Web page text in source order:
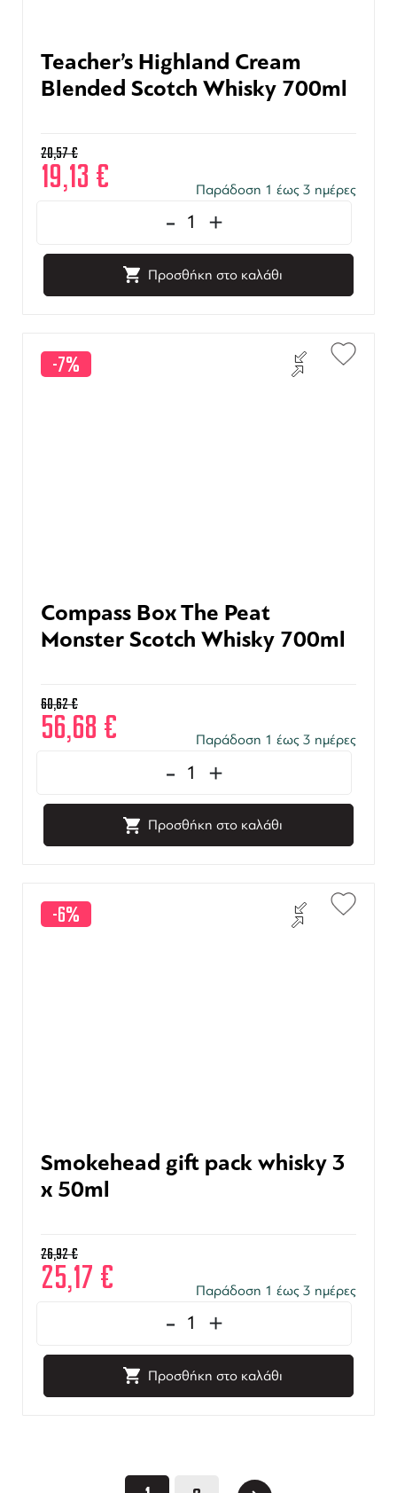
Teacher’s Highland Cream
Blended Scotch Whisky 700ml
20,57€
19,13 € Παράδοση 1 έως 3 ημέρες
- +
Προσθήκη στο καλάθι
-7%
Compass Box The Peat
Monster Scotch Whisky 700ml
60,62€
56,68 € Παράδοση 1 έως 3 ημέρες
- +
Προσθήκη στο καλάθι
-6%
Smokehead gift pack whisky 3
x 50ml
26,92€
25,17 € Παράδοση 1 έως 3 ημέρες
- +
Προσθήκη στο καλάθι